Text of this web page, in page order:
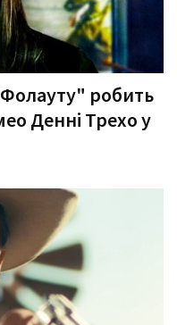
робить
Денні Трехо у